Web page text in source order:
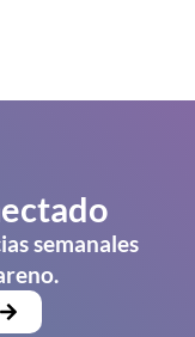
semanales